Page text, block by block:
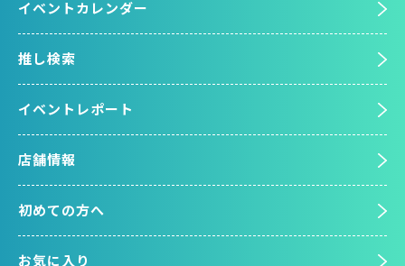
イベントカレンダー
推し検索
イベントレポート
店舗情報
初めての方へ
お気に入り